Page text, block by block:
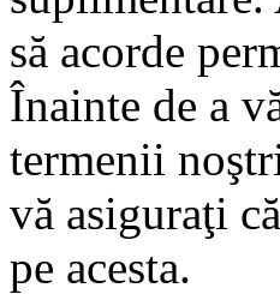
să acorde
Înainte de a
termenii
vă asiguraţi
pe acesta.